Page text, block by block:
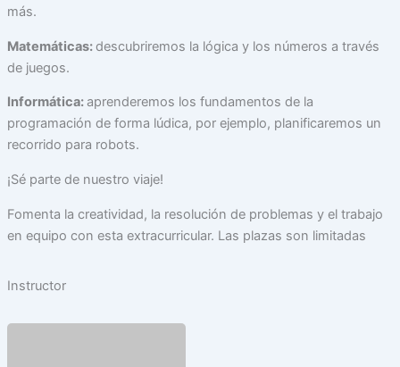
más.
Matemáticas: descubriremos la lógica y los números a través
de juegos.
Informática: aprenderemos los fundamentos de la
programación de forma lúdica, por ejemplo, planificaremos un
recorrido para robots.
¡Sé parte de nuestro viaje!
Fomenta la creatividad, la resolución de problemas y el trabajo
en equipo con esta extracurricular. Las plazas son limitadas
Instructor